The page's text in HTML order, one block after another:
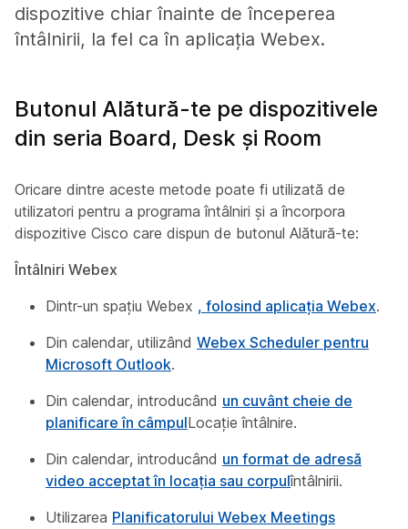
dispozitive chiar înainte de începerea
întâlnirii, la fel ca în aplicația Webex.
Butonul Alătură-te pe dispozitivele
din seria Board, Desk și Room
Oricare dintre aceste metode poate fi utilizată de
utilizatori pentru a programa întâlniri și a încorpora
dispozitive Cisco care dispun de butonul Alătură-te:
Întâlniri Webex
Dintr-un spațiu Webex , folosind aplicația Webex.
Din calendar, utilizând Webex Scheduler pentru
Microsoft Outlook.
Din calendar, introducând un cuvânt cheie de
planificare în câmpulLocație întâlnire.
Din calendar, introducând un format de adresă
video acceptat în locația sau corpulîntâlnirii.
Utilizarea Planificatorului Webex Meetings